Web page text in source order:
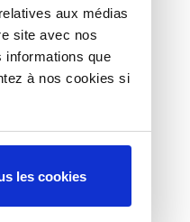
aux médias
site avec nos
informations que
à nos cookies si
les cookies